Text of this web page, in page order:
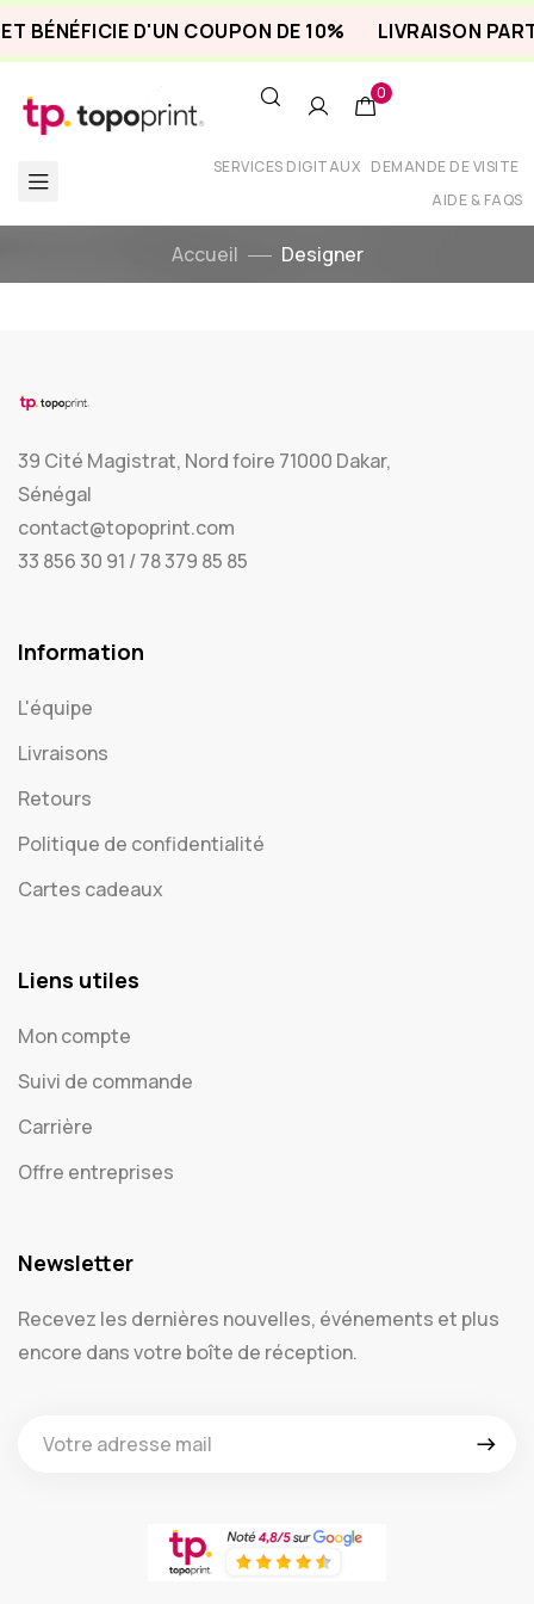
BÉNÉFICIE D'UN COUPON DE 10% LIVRAISON
0
SERVICES DIGITAUX DEMANDE DE VISITE
AIDE & FAQS
Accueil Designer
39 Cité Magistrat, Nord foire 71000 Dakar,
Sénégal
contact@topoprint.com
33 856 30 91 / 78 379 85 85
Information
L'équipe
Livraisons
Retours
Politique de confidentialité
Cartes cadeaux
Liens utiles
Mon compte
Suivi de commande
Carrière
Offre entreprises
Newsletter
Recevez les dernières nouvelles, événements et plus
encore dans votre boîte de réception.